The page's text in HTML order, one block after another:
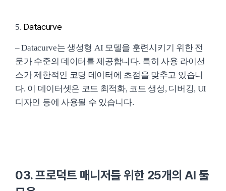
5. Datacurve
– Datacurve는 생성형 AI 모델을 훈련시키기 위한 전
문가 수준의 데이터를 제공합니다. 특히 사용 라이선
스가 제한적인 코딩 데이터에 초점을 맞추고 있습니
다. 이 데이터셋은 코드 최적화, 코드 생성, 디버깅, UI
디자인 등에 사용될 수 있습니다.
03. 프로덕트 매니저를 위한 25개의 AI 툴